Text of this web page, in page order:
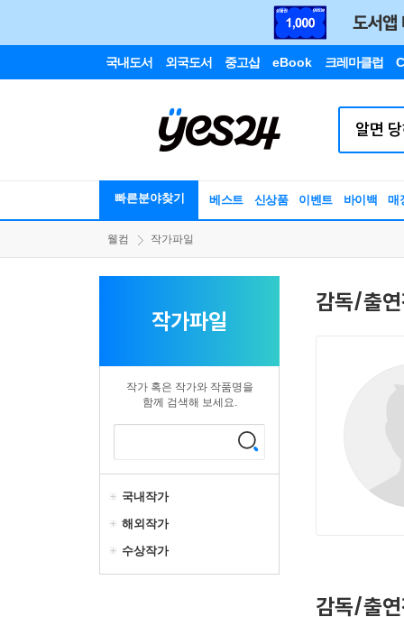
국내도서 외국도서 중고샵 eBook 크레마클럽
빠른분야찾기 베스트 신상품 이벤트 바이백 매
웰컴 작가파일
작가파일
작가 혹은 작가와 작품명을
함께 검색해 보세요.
국내작가
해외작가
수상작가
감독/출
감독/출